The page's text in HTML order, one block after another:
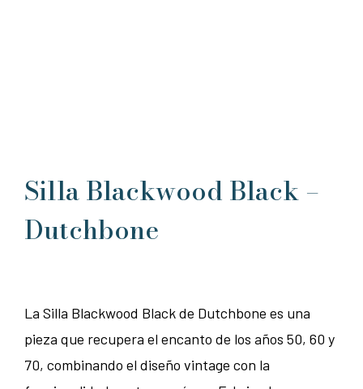
Silla Blackwood Black –
Dutchbone
La Silla Blackwood Black de Dutchbone es una
pieza que recupera el encanto de los años 50, 60 y
70, combinando el diseño vintage con la